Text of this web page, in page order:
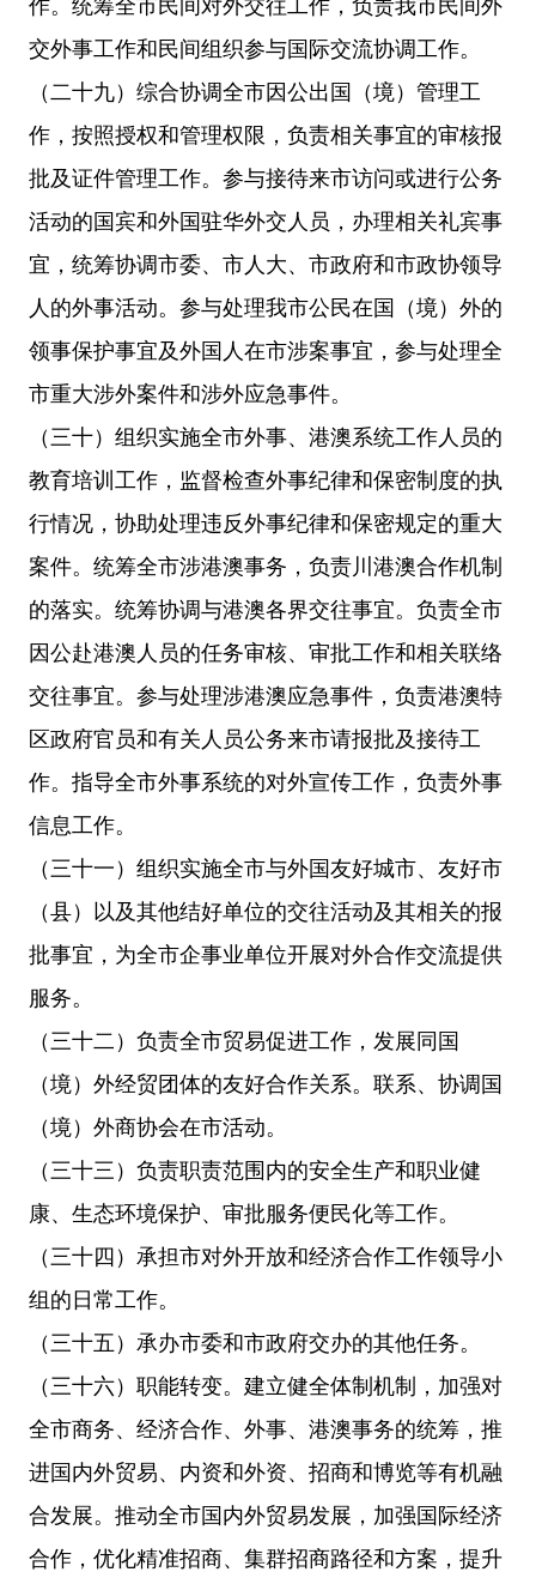
作。统筹全市民间对外交往工作，负责我市民间外
交外事工作和民间组织参与国际交流协调工作。
（二十九）综合协调全市因公出国（境）管理工
作，按照授权和管理权限，负责相关事宜的审核报
批及证件管理工作。参与接待来市访问或进行公务
活动的国宾和外国驻华外交人员，办理相关礼宾事
宜，统筹协调市委、市人大、市政府和市政协领导
人的外事活动。参与处理我市公民在国（境）外的
领事保护事宜及外国人在市涉案事宜，参与处理全
市重大涉外案件和涉外应急事件。
（三十）组织实施全市外事、港澳系统工作人员的
教育培训工作，监督检查外事纪律和保密制度的执
行情况，协助处理违反外事纪律和保密规定的重大
案件。统筹全市涉港澳事务，负责川港澳合作机制
的落实。统筹协调与港澳各界交往事宜。负责全市
因公赴港澳人员的任务审核、审批工作和相关联络
交往事宜。参与处理涉港澳应急事件，负责港澳特
区政府官员和有关人员公务来市请报批及接待工
作。指导全市外事系统的对外宣传工作，负责外事
信息工作。
（三十一）组织实施全市与外国友好城市、友好市
（县）以及其他结好单位的交往活动及其相关的报
批事宜，为全市企事业单位开展对外合作交流提供
服务。
（三十二）负责全市贸易促进工作，发展同国
（境）外经贸团体的友好合作关系。联系、协调国
（境）外商协会在市活动。
（三十三）负责职责范围内的安全生产和职业健
康、生态环境保护、审批服务便民化等工作。
（三十四）承担市对外开放和经济合作工作领导小
组的日常工作。
（三十五）承办市委和市政府交办的其他任务。
（三十六）职能转变。建立健全体制机制，加强对
全市商务、经济合作、外事、港澳事务的统筹，推
进国内外贸易、内资和外资、招商和博览等有机融
合发展。推动全市国内外贸易发展，加强国际经济
合作，优化精准招商、集群招商路径和方案，提升